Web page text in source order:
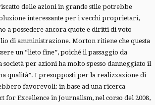
delle azioni in grande stile potrebbe
interessante per i vecchi proprietari,
a possedere ancora quote e diritti di voto
di amministrazione. Morton ritiene che questa
un “lieto fine”, poiché il passaggio da
società per azioni ha molto spesso danneggiato il
qualità”. I presupposti per la realizzazione di
favorevoli: in base ad una ricerca
for Excellence in Journalism, nel corso del 2008,